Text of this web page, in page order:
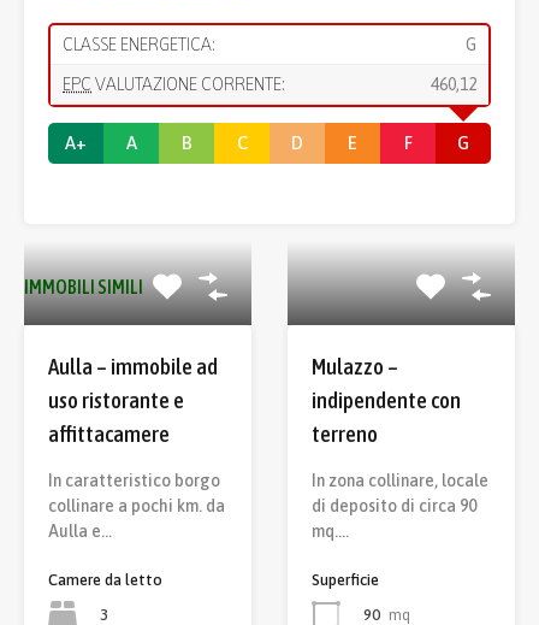
CLASSE ENERGETICA: G
EPC VALUTAZIONE CORRENTE: 460,12
A+ A B C D E F G
IMMOBILI SIMILI
Aulla – immobile ad
uso ristorante e
affittacamere
In caratteristico borgo
collinare a pochi km. da
Aulla e…
Camere da letto
3
Mulazzo –
indipendente con
terreno
In zona collinare, locale
di deposito di circa 90
mq.…
Superficie
90 mq